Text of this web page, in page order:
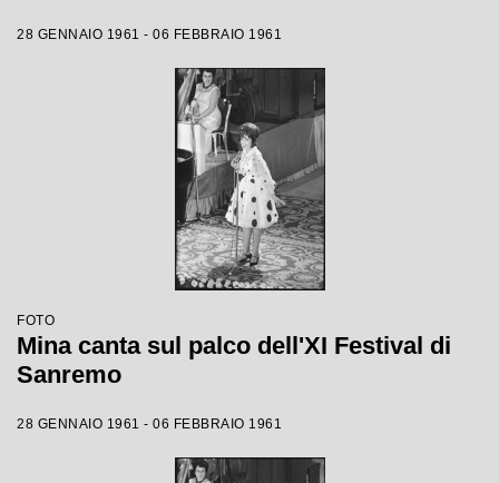
28 GENNAIO 1961 - 06 FEBBRAIO 1961
FOTO
Mina canta sul palco dell'XI Festival di
Sanremo
28 GENNAIO 1961 - 06 FEBBRAIO 1961